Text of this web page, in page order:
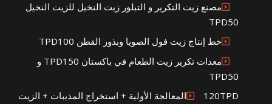
مصنع زيت التكرير و التبلور زيت النخيل للزيت النخيل
TPD50
خط إنتاج زيت فول الصويا وبذور القطن TPD100
معدات تكرير زيت الطعام في باكستان TPD150 و
TPD50
120TPDالمعالجة الأولية + استخراج المذيبات + الزيت